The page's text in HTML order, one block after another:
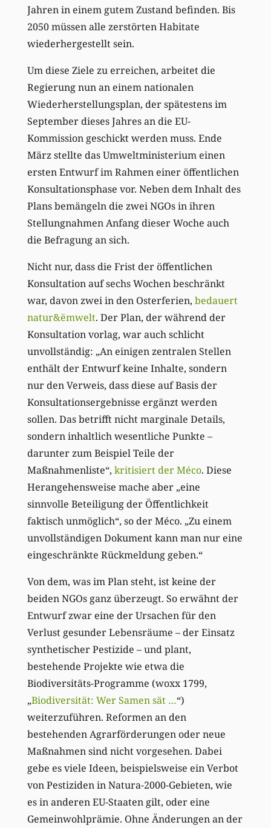
Jahren in einem gutem Zustand befinden. Bis
2050 müssen alle zerstörten Habitate
wiederhergestellt sein.
Um diese Ziele zu erreichen, arbeitet die
Regierung nun an einem nationalen
Wiederherstellungsplan, der spätestens im
September dieses Jahres an die EU-
Kommission geschickt werden muss. Ende
März stellte das Umweltministerium einen
ersten Entwurf im Rahmen einer öffentlichen
Konsultationsphase vor. Neben dem Inhalt des
Plans bemängeln die zwei NGOs in ihren
Stellungnahmen Anfang dieser Woche auch
die Befragung an sich.
Nicht nur, dass die Frist der öffentlichen
Konsultation auf sechs Wochen beschränkt
war, davon zwei in den Osterferien, bedauert
natur&ëmwelt. Der Plan, der während der
Konsultation vorlag, war auch schlicht
unvollständig: „An einigen zentralen Stellen
enthält der Entwurf keine Inhalte, sondern
nur den Verweis, dass diese auf Basis der
Konsultationsergebnisse ergänzt werden
sollen. Das betrifft nicht marginale Details,
sondern inhaltlich wesentliche Punkte –
darunter zum Beispiel Teile der
Maßnahmenliste“, kritisiert der Méco. Diese
Herangehensweise mache aber „eine
sinnvolle Beteiligung der Öffentlichkeit
faktisch unmöglich“, so der Méco. „Zu einem
unvollständigen Dokument kann man nur eine
eingeschränkte Rückmeldung geben.“
Von dem, was im Plan steht, ist keine der
beiden NGOs ganz überzeugt. So erwähnt der
Entwurf zwar eine der Ursachen für den
Verlust gesunder Lebensräume – der Einsatz
synthetischer Pestizide – und plant,
bestehende Projekte wie etwa die
Biodiversitäts-Programme (woxx 1799,
„Biodiversität: Wer Samen sät …“)
weiterzuführen. Reformen an den
bestehenden Agrarförderungen oder neue
Maßnahmen sind nicht vorgesehen. Dabei
gebe es viele Ideen, beispielsweise ein Verbot
von Pestiziden in Natura-2000-Gebieten, wie
es in anderen EU-Staaten gilt, oder eine
Gemeinwohlprämie. Ohne Änderungen an der